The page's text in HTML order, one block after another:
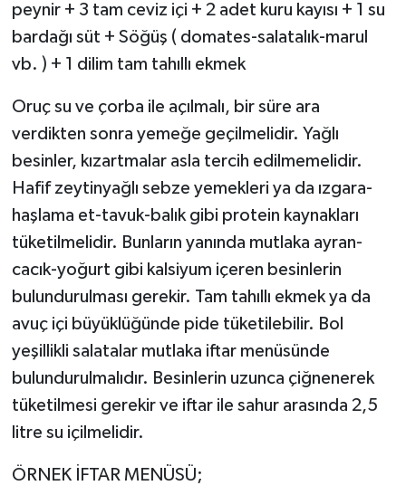
peynir + 3 tam ceviz içi + 2 adet kuru kayısı + 1 su
bardağı süt + Söğüş ( domates-salatalık-marul
vb. ) + 1 dilim tam tahıllı ekmek
Oruç su ve çorba ile açılmalı, bir süre ara
verdikten sonra yemeğe geçilmelidir. Yağlı
besinler, kızartmalar asla tercih edilmemelidir.
Hafif zeytinyağlı sebze yemekleri ya da ızgara-
haşlama et-tavuk-balık gibi protein kaynakları
tüketilmelidir. Bunların yanında mutlaka ayran-
cacık-yoğurt gibi kalsiyum içeren besinlerin
bulundurulması gerekir. Tam tahıllı ekmek ya da
avuç içi büyüklüğünde pide tüketilebilir. Bol
yeşillikli salatalar mutlaka iftar menüsünde
bulundurulmalıdır. Besinlerin uzunca çiğnenerek
tüketilmesi gerekir ve iftar ile sahur arasında 2,5
litre su içilmelidir.
ÖRNEK İFTAR MENÜSÜ;